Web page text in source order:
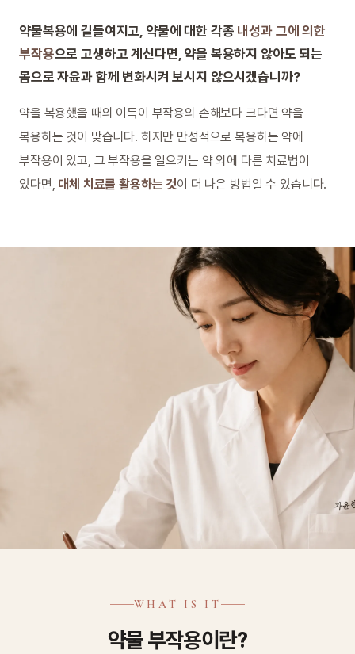
약물복용에 길들여지고, 약물에 대한 각종 내성과 그에 의한
부작용으로 고생하고 계신다면, 약을 복용하지 않아도 되는
몸으로 자윤과 함께 변화시켜 보시지 않으시겠습니까?
약을 복용했을 때의 이득이 부작용의 손해보다 크다면 약을
복용하는 것이 맞습니다. 하지만 만성적으로 복용하는 약에
부작용이 있고, 그 부작용을 일으키는 약 외에 다른 치료법이
있다면, 대체 치료를 활용하는 것이 더 나은 방법일 수 있습니다.
WHAT IS IT
약물 부작용이란?